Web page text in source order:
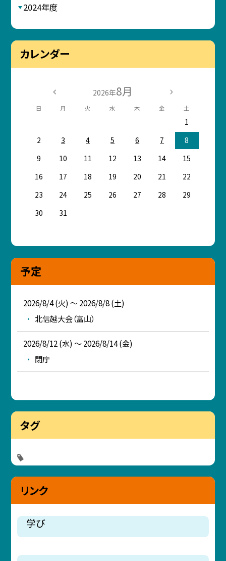
2024年度
カレンダー
2026年8月
日 月 火 水 木 金 土
1
2
3 4 5 6 7
8
9
10 11 12 13 14
15
16
17 18 19 20 21
22
23
24 25 26 27 28
29
30
31
予定
2026/8/4 (火) ～ 2026/8/8 (土)
北信越大会（富山）
2026/8/12 (水) ～ 2026/8/14 (金)
閉庁
タグ
リンク
学び